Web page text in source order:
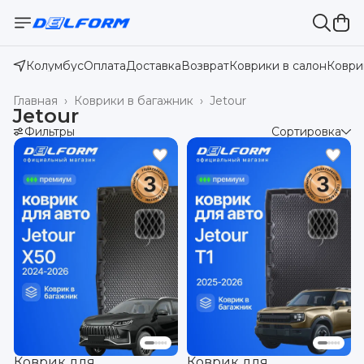
КолумбусОплатаДоставкаВозвратКоврики в салон
Jetour
Коврики в багажник ›
Главная ›
Jetour
Фильтры Сортировка